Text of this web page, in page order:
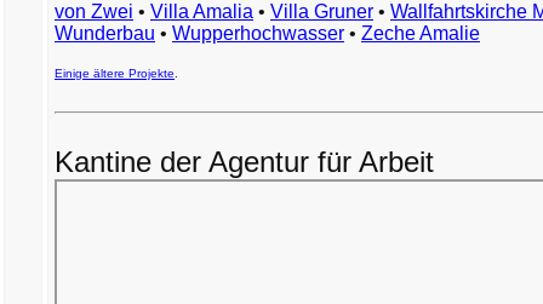
von Zwei • Villa Amalia • Villa Gruner • Wallfahrtskirche
Wunderbau • Wupperhochwasser • Zeche Amalie
Einige ältere Projekte
Kantine der Agentur für Arbeit